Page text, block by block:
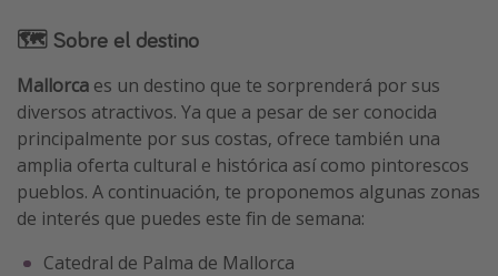
🗺 Sobre el destino
Mallorca es un destino que te sorprenderá por sus
diversos atractivos. Ya que a pesar de ser conocida
principalmente por sus costas, ofrece también una
amplia oferta cultural e histórica así como pintorescos
pueblos. A continuación, te proponemos algunas zonas
de interés que puedes este fin de semana:
Catedral de Palma de Mallorca